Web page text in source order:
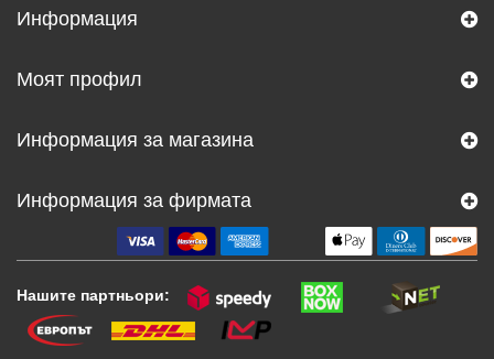
Информация
Моят профил
Информация за магазина
Информация за фирмата
Нашите партньори: